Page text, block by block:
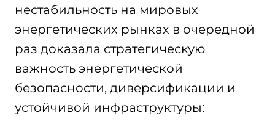
нестабильность на мировых
энергетических рынках в очередной
раз доказала стратегическую
важность энергетической
безопасности, диверсификации и
устойчивой инфраструктуры: